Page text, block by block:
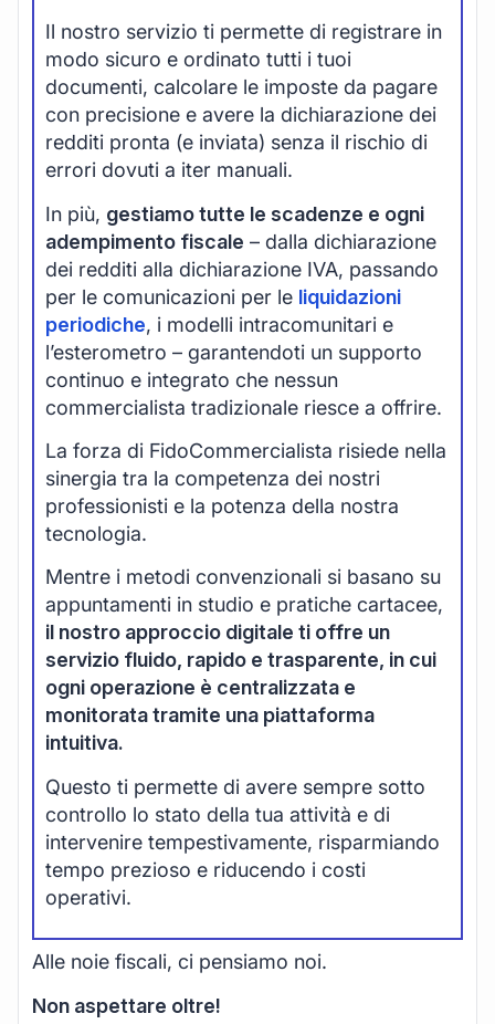
Il nostro servizio ti permette di registrare in
modo sicuro e ordinato tutti i tuoi
documenti, calcolare le imposte da pagare
con precisione e avere la dichiarazione dei
redditi pronta (e inviata) senza il rischio di
errori dovuti a iter manuali.
In più, gestiamo tutte le scadenze e ogni
adempimento fiscale – dalla dichiarazione
dei redditi alla dichiarazione IVA, passando
per le comunicazioni per le liquidazioni
periodiche, i modelli intracomunitari e
l’esterometro – garantendoti un supporto
continuo e integrato che nessun
commercialista tradizionale riesce a offrire.
La forza di FidoCommercialista risiede nella
sinergia tra la competenza dei nostri
professionisti e la potenza della nostra
tecnologia.
Mentre i metodi convenzionali si basano su
appuntamenti in studio e pratiche cartacee,
il nostro approccio digitale ti offre un
servizio fluido, rapido e trasparente, in cui
ogni operazione è centralizzata e
monitorata tramite una piattaforma
intuitiva.
Questo ti permette di avere sempre sotto
controllo lo stato della tua attività e di
intervenire tempestivamente, risparmiando
tempo prezioso e riducendo i costi
operativi.
Alle noie fiscali, ci pensiamo noi.
Non aspettare oltre!